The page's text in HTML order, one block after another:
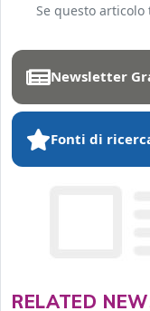
Se questo
Newsletter
Fonti di
RELATED